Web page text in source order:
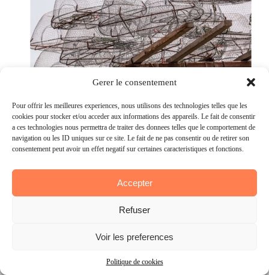
Gérer le consentement
Pour offrir les meilleures expériences, nous utilisons des technologies telles que les
cookies pour stocker et/ou accéder aux informations des appareils. Le fait de consentir
à ces technologies nous permettra de traiter des données telles que le comportement de
navigation ou les ID uniques sur ce site. Le fait de ne pas consentir ou de retirer son
consentement peut avoir un effet négatif sur certaines caractéristiques et fonctions.
Accepter
Refuser
Voir les préférences
Politique de cookies
C’est un bateau moderne qui nous
attend pour vivre une des activités
phares et insolites au Bahreïn : la
plongée aux perles.
Une activité qui peut se faire soit en
bouteilles ou en apnée avec masque
les eaux turquoise du Golf Arabique
Gerer le consentement
Pour offrir les meilleures experiences, nous utilisons des technologies telles que les
cookies pour stocker et/ou acceder aux informations des appareils. Le fait de consentir
a ces technologies nous permettra de traiter des donnees telles que le comportement de
navigation ou les ID uniques sur ce site. Le fait de ne pas consentir ou de retirer son
consentement peut avoir un effet negatif sur certaines caracteristiques et fonctions.
Accepter
Refuser
Voir les preferences
Politique de cookies